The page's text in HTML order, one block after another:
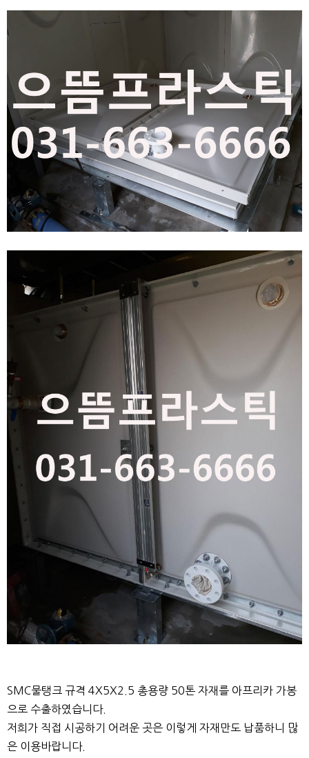
SMC물탱크 규격 4X5X2.5 총용량 50톤 자재를 아프리카 가봉
으로 수출하였습니다.
저희가 직접 시공하기 어려운 곳은 이렇게 자재만도 납품하니 많
은 이용바랍니다.